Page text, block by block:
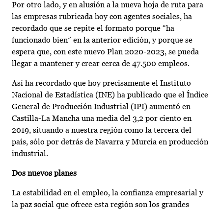
Por otro lado, y en alusión a la nueva hoja de ruta para
las empresas rubricada hoy con agentes sociales, ha
recordado que se repite el formato porque “ha
funcionado bien” en la anterior edición, y porque se
espera que, con este nuevo Plan 2020-2023, se pueda
llegar a mantener y crear cerca de 47.500 empleos.
Así ha recordado que hoy precisamente el Instituto
Nacional de Estadística (INE) ha publicado que el Índice
General de Producción Industrial (IPI) aumentó en
Castilla-La Mancha una media del 3,2 por ciento en
2019, situando a nuestra región como la tercera del
país, sólo por detrás de Navarra y Murcia en producción
industrial.
Dos nuevos planes
La estabilidad en el empleo, la confianza empresarial y
la paz social que ofrece esta región son los grandes